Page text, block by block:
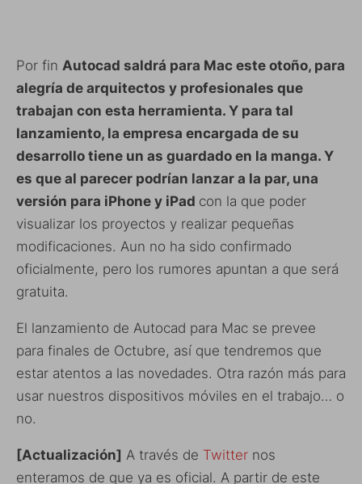
Por fin Autocad saldrá para Mac este otoño, para
alegría de arquitectos y profesionales que
trabajan con esta herramienta. Y para tal
lanzamiento, la empresa encargada de su
desarrollo tiene un as guardado en la manga. Y
es que al parecer podrían lanzar a la par, una
versión para iPhone y iPad con la que poder
visualizar los proyectos y realizar pequeñas
modificaciones. Aun no ha sido confirmado
oficialmente, pero los rumores apuntan a que será
gratuita.
El lanzamiento de Autocad para Mac se prevee
para finales de Octubre, así que tendremos que
estar atentos a las novedades. Otra razón más para
usar nuestros dispositivos móviles en el trabajo… o
no.
[Actualización] A través de Twitter nos
enteramos de que ya es oficial. A partir de este